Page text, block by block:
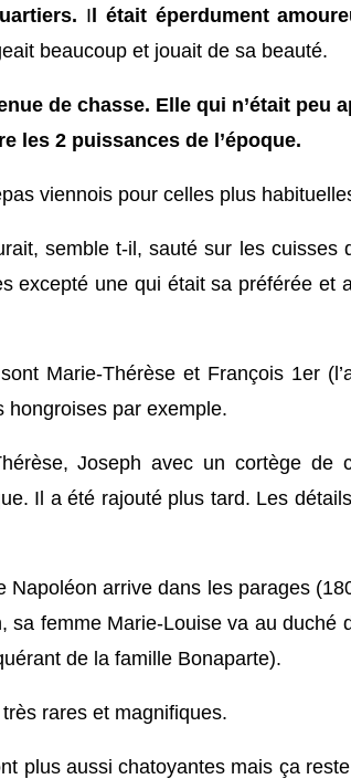
Il était éperdument
beaucoup et jouait de sa beauté.
de chasse. Elle qui n’était peu
les 2 puissances de l’époque.
viennois pour celles plus
semble t-il, sauté sur les cuisses
excepté une qui était sa préférée et
Marie-Thérèse et François 1er
hongroises par exemple.
Joseph avec un cortège de
Il a été rajouté plus tard. Les
arrive dans les parages
femme Marie-Louise va au duché
de la famille Bonaparte).
rares et magnifiques.
plus aussi chatoyantes mais ça